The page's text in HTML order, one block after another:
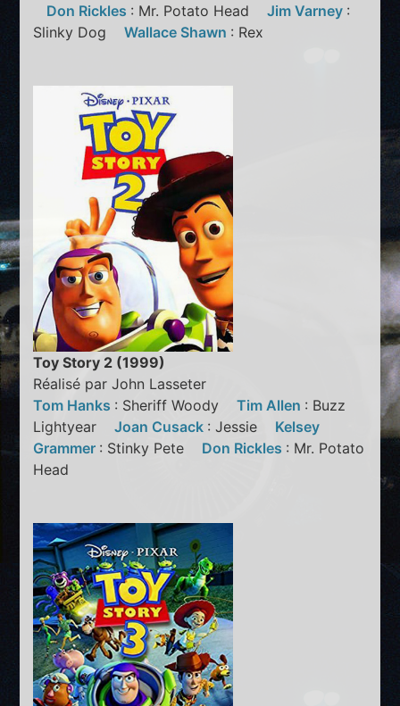
Don Rickles : Mr. Potato HeadJim Varney :
Slinky DogWallace Shawn : Rex
Toy Story 2 (1999)
Réalisé par John Lasseter
Tom Hanks : Sheriff WoodyTim Allen : Buzz
LightyearJoan Cusack : Jessie Kelsey
Grammer : Stinky Pete Don Rickles : Mr. Potato
Head